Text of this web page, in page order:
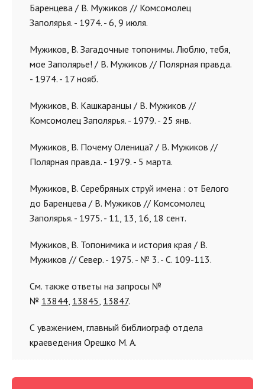
Баренцева / В. Мужиков // Комсомолец
Заполярья. - 1974. - 6, 9 июля.
Мужиков, В. Загадочные топонимы. Люблю, тебя,
мое Заполярье! / В. Мужиков // Полярная правда.
- 1974. - 17 нояб.
Мужиков, В. Кашкаранцы / В. Мужиков //
Комсомолец Заполярья. - 1979. - 25 янв.
Мужиков, В. Почему Оленица? / В. Мужиков //
Полярная правда. - 1979. - 5 марта.
Мужиков, В. Серебряных струй имена : от Белого
до Баренцева / В. Мужиков // Комсомолец
Заполярья. - 1975. - 11, 13, 16, 18 сент.
Мужиков, В. Топонимика и история края / В.
Мужиков // Север. - 1975. - № 3. - С. 109-113.
См. также ответы на запросы №
№ 13844, 13845, 13847.
С уважением, главный библиограф отдела
краеведения Орешко М. А.